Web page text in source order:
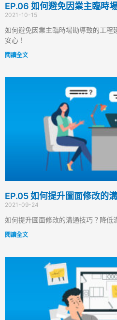
EP.06 如何避免因業主臨時
2021-10-15
如何避免因業主臨時場勘導致的工程
安心！
閱讀全文
EP.05 如何提升圖面修改的
2021-09-24
如何提升圖面修改的溝通技巧？降低
閱讀全文